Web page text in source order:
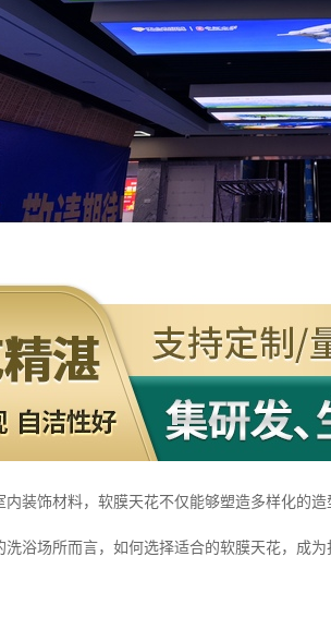
内装饰材料，软膜天花不仅能够塑造多样化的
洗浴场所而言，如何选择适合的软膜天花，成为